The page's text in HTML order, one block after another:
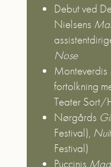
Debut ved
Nielsens
Nose
Monteverdis
fortolkning
Teater Sort/
Nørgårds
Festival),
Festival)
Puccinis